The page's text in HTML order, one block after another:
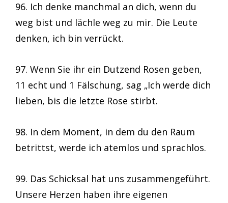
96. Ich denke manchmal an dich, wenn du
weg bist und lächle weg zu mir. Die Leute
denken, ich bin verrückt.
97. Wenn Sie ihr ein Dutzend Rosen geben,
11 echt und 1 Fälschung, sag „Ich werde dich
lieben, bis die letzte Rose stirbt.
98. In dem Moment, in dem du den Raum
betrittst, werde ich atemlos und sprachlos.
99. Das Schicksal hat uns zusammengeführt.
Unsere Herzen haben ihre eigenen